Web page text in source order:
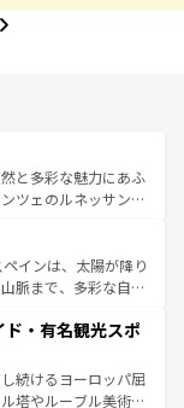
と多彩な魅力にあふ
ツェのルネッサンス
アマルフィ海岸の絶
の合間には、本場の
理を堪能することも
い旅をしてみよう！
インは、太陽が降り
脈まで、多彩な自然
ラメンコ、熱気あふ
活の一部となってい
気や、バルセロナの
代ローマ遺跡や中世
・有名観光スポ
続けるヨーロッパ屈
塔やルーブル美術館